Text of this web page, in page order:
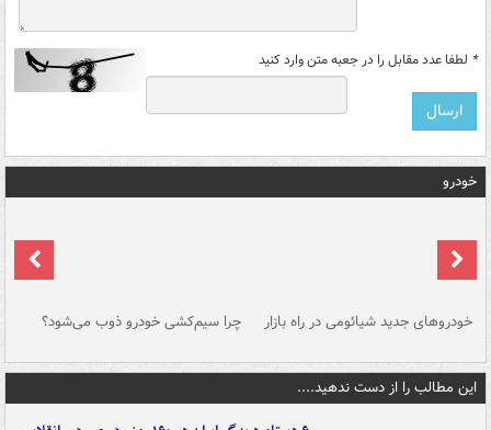
* لطفا عدد مقابل را در جعبه متن وارد کنید
خودرو
خودروهای جدید شیائومی در راه بازار چرا سیم‌کشی خودرو ذوب می‌شود؟
این مطالب را از دست ندهید....